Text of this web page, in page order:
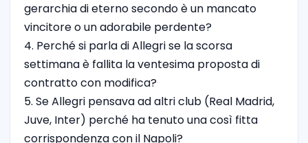
gerarchia di eterno secondo è un mancato
vincitore o un adorabile perdente?
4. Perché si parla di Allegri se la scorsa
settimana è fallita la ventesima proposta di
contratto con modifica?
5. Se Allegri pensava ad altri club (Real Madrid,
Juve, Inter) perché ha tenuto una così fitta
corrispondenza con il Napoli?